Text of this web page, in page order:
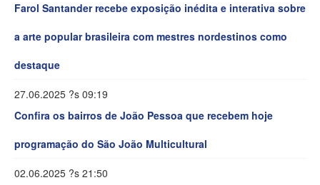
Farol Santander recebe exposição inédita e interativa sobre
a arte popular brasileira com mestres nordestinos como
destaque
27.06.2025 ?s 09:19
Confira os bairros de João Pessoa que recebem hoje
programação do São João Multicultural
02.06.2025 ?s 21:50